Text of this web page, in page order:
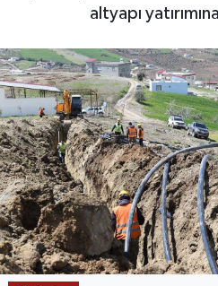
altyapı
MAGAZİN
SAĞLIK
EĞİTİM
BÖLGE
KEŞFET
POPÜLER
Haber Arşivi